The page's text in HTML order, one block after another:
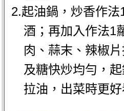
2.起油鍋，炒香作
酒；再加入作法1
肉、蒜末、辣椒
及糖快炒均勻，
拉油，出菜時更好